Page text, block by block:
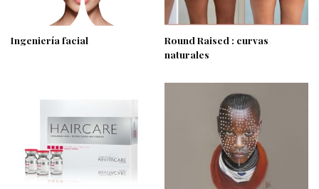
Ingeniería facial
Round Raised : curvas
naturales